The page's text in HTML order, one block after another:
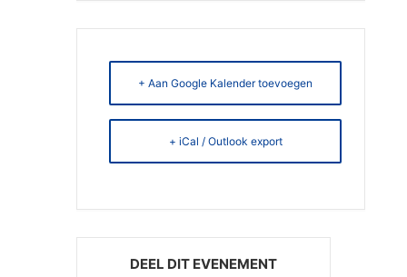
+ Aan Google Kalender toevoegen
+ iCal / Outlook export
DEEL DIT EVENEMENT